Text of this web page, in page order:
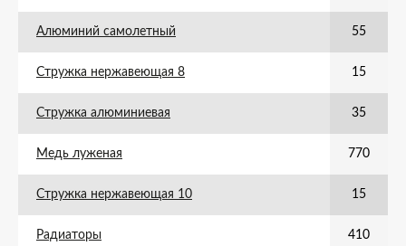
Алюминий самолетный 55
Стружка нержавеющая 8 15
Стружка алюминиевая 35
Медь луженая 770
Стружка нержавеющая 10 15
Радиаторы 410